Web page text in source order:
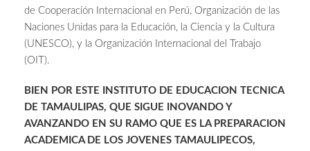
de Cooperación Internacional en Perú, Organización de las
Naciones Unidas para la Educación, la Ciencia y la Cultura
(UNESCO), y la Organización Internacional del Trabajo
(OIT).
BIEN POR ESTE INSTITUTO DE EDUCACION TECNICA
DE TAMAULIPAS, QUE SIGUE INOVANDO Y
AVANZANDO EN SU RAMO QUE ES LA PREPARACION
ACADEMICA DE LOS JOVENES TAMAULIPECOS,